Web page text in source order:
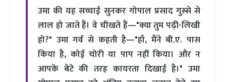
उमा की यह सच्चाई सुनकर गोपाल प्रसाद गुस्से से
लाल हो जाते हैं। वे चीखते हैं—"क्या तुम पढ़ी-लिखी
हो?" उमा गर्व से कहती है—"हाँ, मैंने बी.ए. पास
किया है, कोई चोरी या पाप नहीं किया। और न
आपके बेटे की तरह कायरता दिखाई है।" उमा